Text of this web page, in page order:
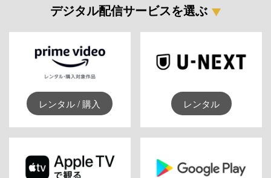
デジタル配信サービスを選ぶ
レンタル / 購入 レンタル